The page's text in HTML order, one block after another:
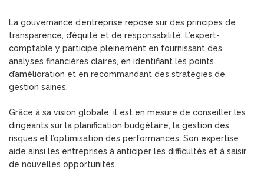
La gouvernance d’entreprise repose sur des principes de
transparence, d’équité et de responsabilité. L’expert-
comptable y participe pleinement en fournissant des
analyses financières claires, en identifiant les points
d’amélioration et en recommandant des stratégies de
gestion saines.
Grâce à sa vision globale, il est en mesure de conseiller les
dirigeants sur la planification budgétaire, la gestion des
risques et l’optimisation des performances. Son expertise
aide ainsi les entreprises à anticiper les difficultés et à saisir
de nouvelles opportunités.